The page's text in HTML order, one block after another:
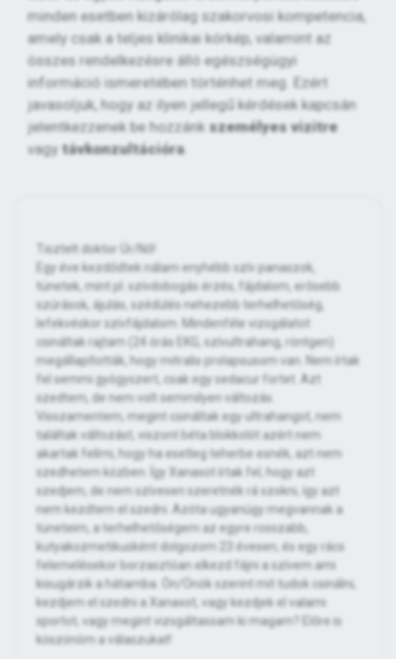
minden esetben kizárólag szakorvosi kompetencia,
amely csak a teljes klinikai kórkép, valamint az
összes rendelkezésre álló egészségügyi
információ ismeretében történhet meg. Ezért
javasoljuk, hogy az ilyen jellegű kérdések kapcsán
jelentkezzenek be hozzánk személyes vizitre
vagy távkonzultációra.
Tisztelt doktor Úr/Nő!
Egy éve kezdődtek nálam enyhébb szív panaszok,
tünetek, mint pl. szívdobogás érzés, fájdalom, erősebb
szúrások, ájulás, szédülés nehezebb terhelhetőség,
lefekvéskor szívfájdalom. Mindenféle vizsgálatot
csináltak rajtam (24 órás EKG, szívultrahang, röntgen)
megállapították, hogy mitralis prolapsusom van. Nem írtak
fel semmi gyógyszert, csak egy sedacur fortet. Azt
szedtem, de nem volt semmilyen változás.
Visszamentem, megint csináltak egy ultrahangot, nem
találtak változást, viszont béta blokkolót azért nem
akartak felírni, hogy ha esetleg teherbe esnék, azt nem
szedhetem közben. Így Xanaxot írtak fel, hogy azt
szedjem, de nem szívesen szeretnék rá szokni, így azt
nem kezdtem el szedni. Azóta ugyanúgy megvannak a
tüneteim, a terhelhetőségem az egyre rosszabb,
kutyakozmetikusként dolgozom 23 évesen, és egy rács
felemelésekor borzasztóan elkezd fájni a szívem ami
kisugárzik a hátamba. Ön/Önök szerint mit tudok csinálni,
kezdjem el szedni a Xanaxot, vagy kezdjek el valami
sportot, vagy megint vizsgáltassam ki magam? Előre is
köszönöm a válaszukat!